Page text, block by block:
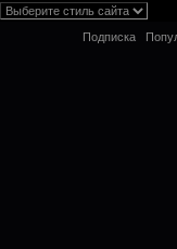
Подписка